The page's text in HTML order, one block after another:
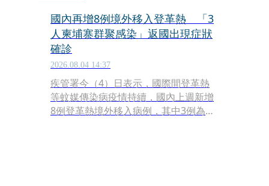
國內再增8例境外移入登革熱 「3
人柬埔寨群聚感染」返國出現症狀
確診
2026.08.04 14:37
疾管署今（4）日表示，國際間登革熱
等蚊媒傳染病疫情持續，國內上週新增
8例登革熱境外移入病例，其中3例為一